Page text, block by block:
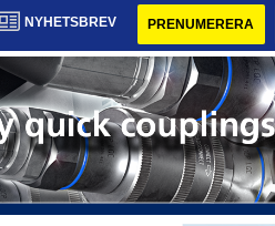
NYHETSBREV PRENUMERERA